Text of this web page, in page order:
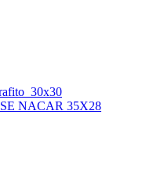
NACAR 35X28